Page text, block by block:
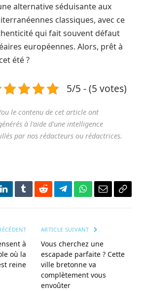
alternative séduisante aux
classiques, avec ce
qui fait souvent défaut
européennes. Alors, prêt à
été ?
5/5 - (5 votes)
LinkedInTumblrRedditTélégramme
WhatsApp
Courriel
à
où la
reine
ARTICLE SUIVANT
Vous cherchez une
escapade parfaite ? Cette
ville bretonne va
complètement vous
envoûter